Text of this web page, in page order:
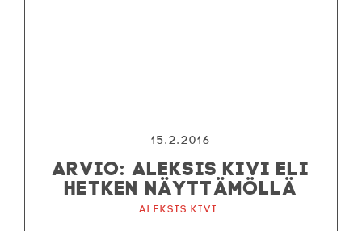
15.2.2016
ARVIO: ALEKSIS KIVI ELI
HETKEN NÄYTTÄMÖLLÄ
Aleksis Kivi